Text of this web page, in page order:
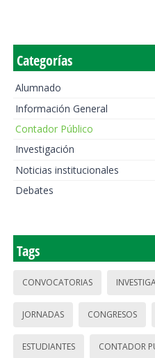
Categorías
Alumnado
Información General
Contador Público
Investigación
Noticias institucionales
Debates
Tags
CONVOCATORIAS
JORNADAS CONGRESOS
ESTUDIANTES CONTADOR